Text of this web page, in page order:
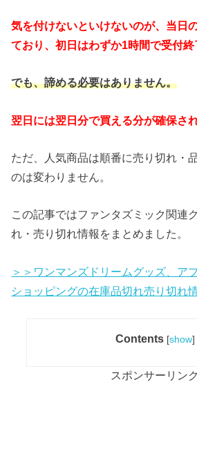
気を付けないといけないのが、当日
ており、初日はわずか1時間で受付終
でも、諦める必要はありません。
翌日には翌日分で買える分が確保さ
ただ、人気商品は順番に売り切れ・
のは変わりません。
この記事ではファンタズミック関連
れ・売り切れ情報をまとめました。
＞＞ワンマンズドリームグッズ、ア
ショッピングの在庫品切れ売り切れ
Contents [show]
スポンサーリンク